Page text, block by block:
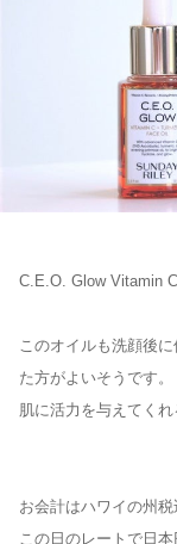
C.E.O. Glow Vitamin
このオイルも洗顔後
た方がよいそうです。
肌に活力を与えてくれ
お会計はハワイの州税
この日のレートで日